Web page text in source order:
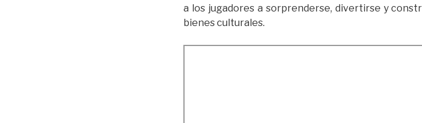
a los jugadores a sorprenderse, divertirse y
bienes culturales.